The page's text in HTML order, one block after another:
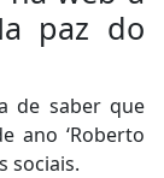
paz do
de saber que
ano ‘Roberto
sociais.